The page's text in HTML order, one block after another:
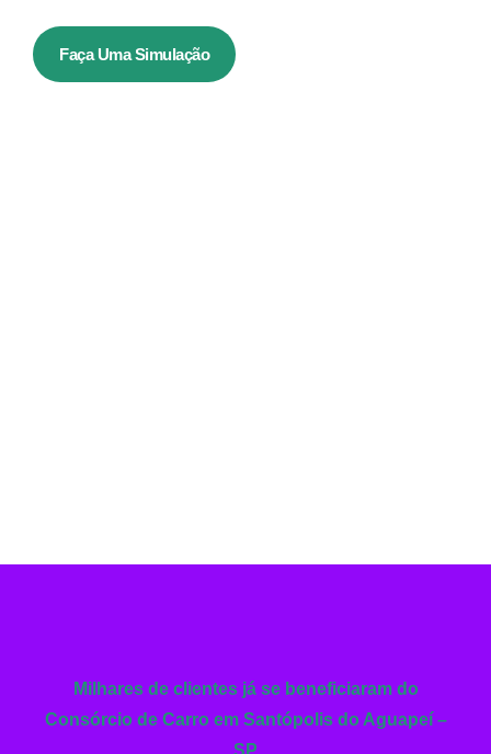
Faça Uma Simulação
Milhares de clientes já se beneficiaram do
Consórcio de Carro em Santópolis do Aguapeí –
SP